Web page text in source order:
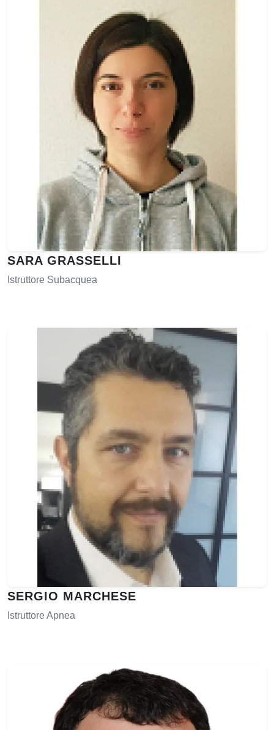
SARA GRASSELLI
Istruttore Subacquea
SERGIO MARCHESE
Istruttore Apnea